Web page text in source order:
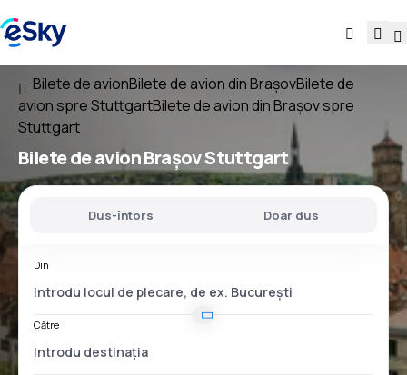
Bilete de avionBilete de avion din BrașovBilete de
avion spre StuttgartBilete de avion din Brașov spre
Stuttgart
Bilete de avionBrașov Stuttgart
Dus-întors Doar dus
Din
Către